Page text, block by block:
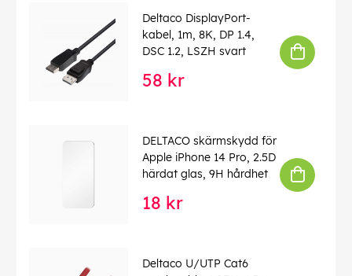
Deltaco DisplayPort-
kabel, 1m, 8K, DP 1.4,
DSC 1.2, LSZH svart
58 kr
DELTACO skärmskydd för
Apple iPhone 14 Pro, 2.5D
härdat glas, 9H hårdhet
18 kr
Deltaco U/UTP Cat6